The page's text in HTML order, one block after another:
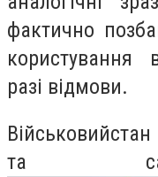
фактично
користування
разі відмови.
та